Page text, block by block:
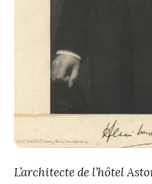
L’architecte de l’hôtel